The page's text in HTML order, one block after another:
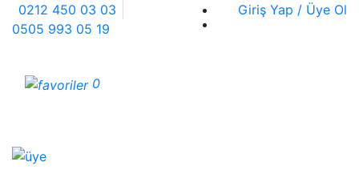
0212 450 03 03
0505 993 05 19
Giriş Yap / Üye Ol
0